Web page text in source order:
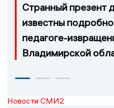
Странный презент
известны
педагоге-
Владимирской
Новости СМИ2